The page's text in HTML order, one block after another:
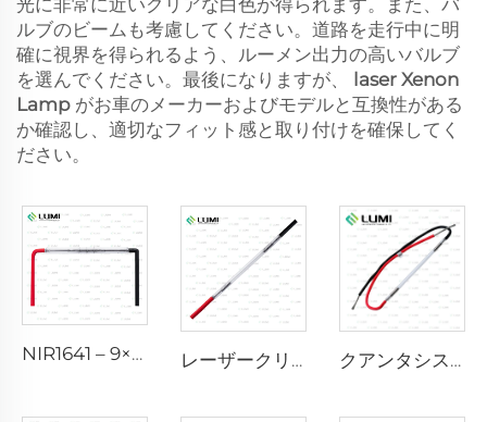
光に非常に近いクリアな白色が得られます。また、バ
ルブのビームも考慮してください。道路を走行中に明
確に視界を得られるよう、ルーメン出力の高いバルブ
を選んでください。最後になりますが、
laser Xenon
Lamp がお車のメーカーおよびモデルと互換性がある
か確認し、適切なフィット感と取り付けを確保してく
ださい。
NIR1641 – 9×45×110 mm レーザークリプトンランプ L2021-7×65×130 mm クアンタシステム